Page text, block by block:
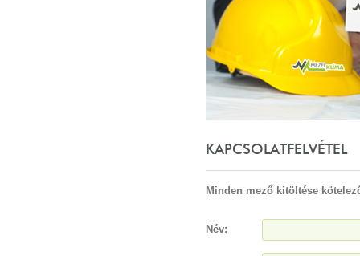
KAPCSOLATFELVÉTEL
Minden mező kitöltése
Név: